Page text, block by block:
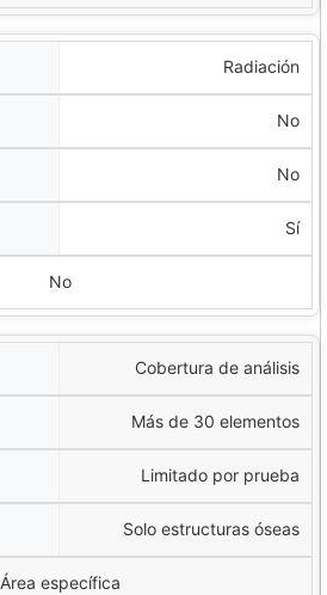
Radiación
No
No
Sí
No
Cobertura de análisis
Más de 30 elementos
Limitado por prueba
Solo estructuras óseas
Área específica